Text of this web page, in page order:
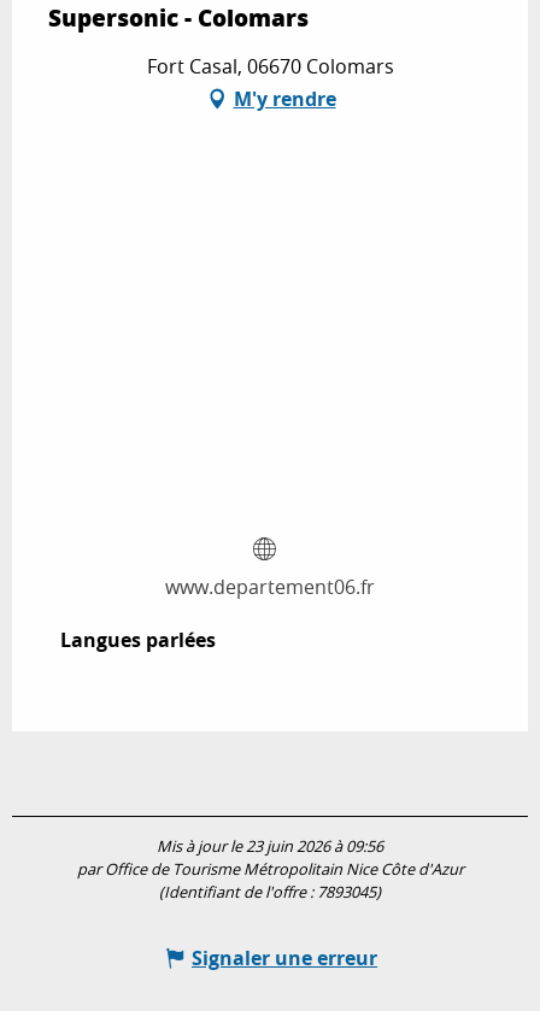
Supersonic - Colomars
Fort Casal, 06670 Colomars
M'y rendre
www.departement06.fr
Langues parlées
Langues parlées
Mis à jour le 23 juin 2026 à 09:56
par Office de Tourisme Métropolitain Nice Côte d'Azur
(Identifiant de l'offre : 7893045)
Signaler une erreur